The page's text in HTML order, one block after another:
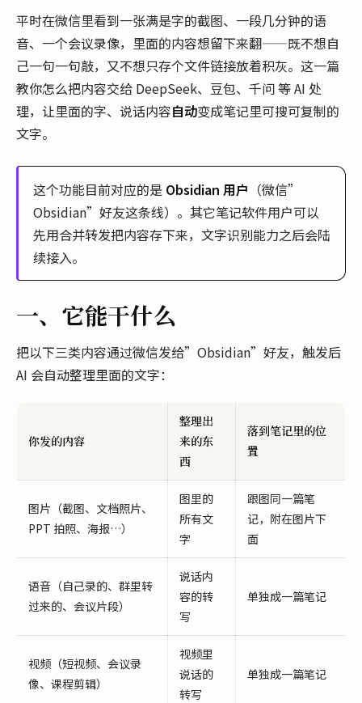
平时在微信里看到一张满是字的截图、一段几分钟的语
音、一个会议录像，里面的内容想留下来翻——既不想自
己一句一句敲，又不想只存个文件链接放着积灰。这一篇
教你怎么把内容交给 DeepSeek、豆包、千问 等 AI 处
理，让里面的字、说话内容自动变成笔记里可搜可复制的
文字。
这个功能目前对应的是 Obsidian 用户 （微信”
Obsidian”好友这条线）。其它笔记软件用户可以
先用合并转发把内容存下来，文字识别能力之后会陆
续接入。
一、它能干什么
把以下三类内容通过微信发给”Obsidian”好友，触发后
AI 会自动整理里面的文字：
你发的内容
整理出
来的东
西
落到笔记里的位
置
图片（截图、文档照片、
PPT 拍照、海报…）
图里的
所有文
字
跟图同一篇笔
记，附在图片下
面
语音（自己录的、群里转
过来的、会议片段）
说话内
容的转
写
单独成一篇笔记
视频（短视频、会议录
像、课程剪辑）
视频里
说话的
转写
单独成一篇笔记